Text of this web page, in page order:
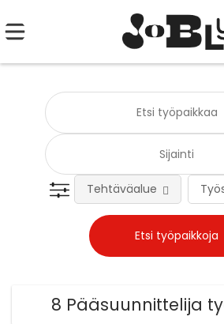
Tehtäväalue
8 Pääsuunnittelija